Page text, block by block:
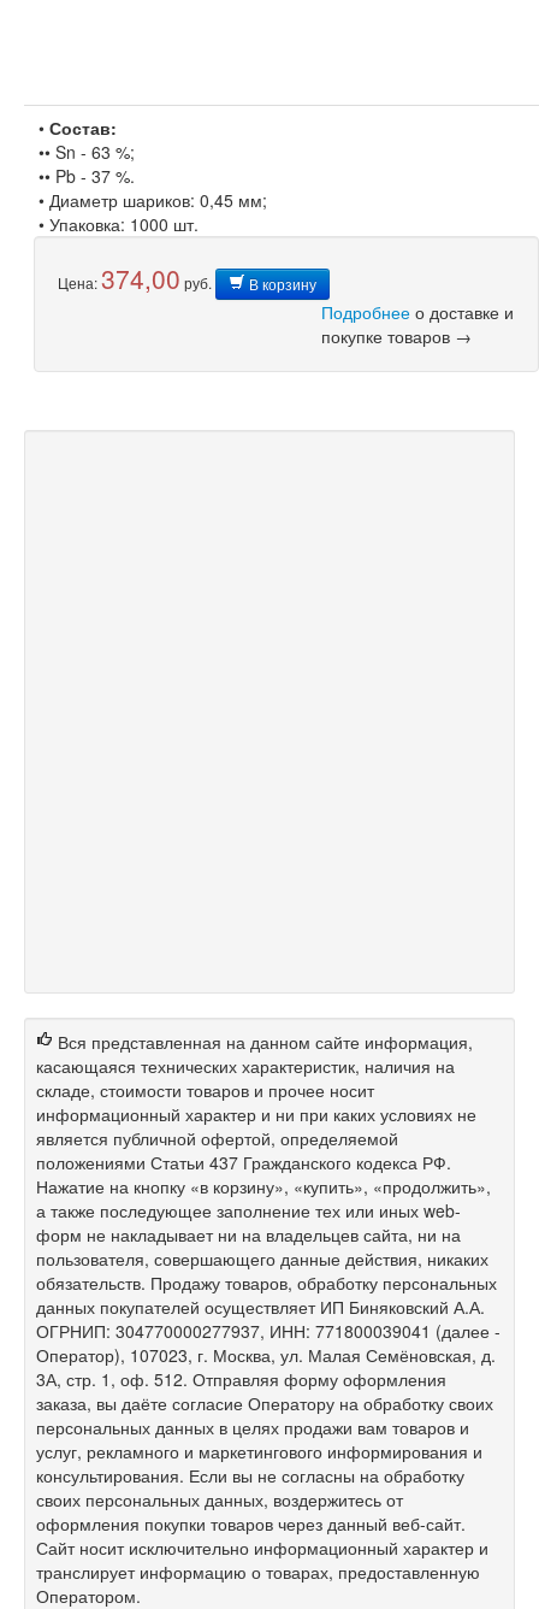
• Состав:
•• Sn - 63 %;
•• Pb - 37 %.
• Диаметр шариков: 0,45 мм;
• Упаковка: 1000 шт.
Цена:374,00 руб. В корзину
Подробнее о доставке и
покупке товаров →
Вся представленная на данном сайте информация,
касающаяся технических характеристик, наличия на
складе, стоимости товаров и прочее носит
информационный характер и ни при каких условиях не
является публичной офертой, определяемой
положениями Статьи 437 Гражданского кодекса РФ.
Нажатие на кнопку «в корзину», «купить», «продолжить»,
а также последующее заполнение тех или иных web-
форм не накладывает ни на владельцев сайта, ни на
пользователя, совершающего данные действия, никаких
обязательств. Продажу товаров, обработку персональных
данных покупателей осуществляет ИП Биняковский А.А.
ОГРНИП: 304770000277937, ИНН: 771800039041 (далее -
Оператор), 107023, г. Москва, ул. Малая Семёновская, д.
3А, стр. 1, оф. 512. Отправляя форму оформления
заказа, вы даёте согласие Оператору на обработку своих
персональных данных в целях продажи вам товаров и
услуг, рекламного и маркетингового информирования и
консультирования. Если вы не согласны на обработку
своих персональных данных, воздержитесь от
оформления покупки товаров через данный веб-сайт.
Сайт носит исключительно информационный характер и
транслирует информацию о товарах, предоставленную
Оператором.